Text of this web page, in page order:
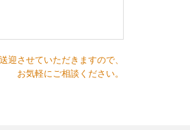
迎させていただきますので、
お気軽にご相談ください。